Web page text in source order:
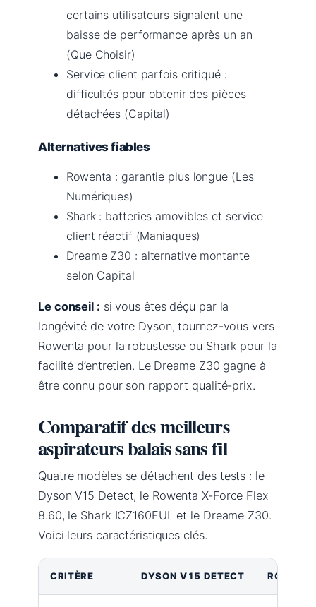
certains utilisateurs signalent une
baisse de performance après un an
(Que Choisir)
Service client parfois critiqué :
difficultés pour obtenir des pièces
détachées (Capital)
Alternatives fiables
Rowenta : garantie plus longue (Les
Numériques)
Shark : batteries amovibles et service
client réactif (Maniaques)
Dreame Z30 : alternative montante
selon Capital
Le conseil : si vous êtes déçu par la
longévité de votre Dyson, tournez-vous vers
Rowenta pour la robustesse ou Shark pour la
facilité d’entretien. Le Dreame Z30 gagne à
être connu pour son rapport qualité-prix.
Comparatif des meilleurs
aspirateurs balais sans fil
Quatre modèles se détachent des tests : le
Dyson V15 Detect, le Rowenta X-Force Flex
8.60, le Shark ICZ160EUL et le Dreame Z30.
Voici leurs caractéristiques clés.
CRITÈRE DYSON V15 DETECT